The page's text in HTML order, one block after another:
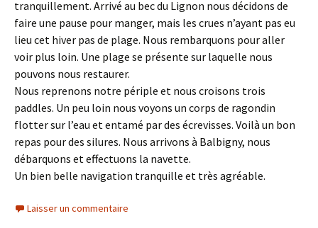
tranquillement. Arrivé au bec du Lignon nous décidons de
faire une pause pour manger, mais les crues n’ayant pas eu
lieu cet hiver pas de plage. Nous rembarquons pour aller
voir plus loin. Une plage se présente sur laquelle nous
pouvons nous restaurer.
Nous reprenons notre périple et nous croisons trois
paddles. Un peu loin nous voyons un corps de ragondin
flotter sur l’eau et entamé par des écrevisses. Voilà un bon
repas pour des silures. Nous arrivons à Balbigny, nous
débarquons et effectuons la navette.
Un bien belle navigation tranquille et très agréable.
Laisser un commentaire